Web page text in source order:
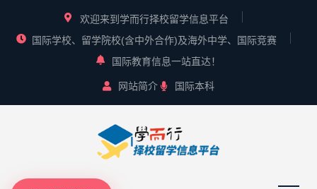
欢迎来到学而行择校留学信息平台
国际学校、留学院校(含中外合作)及海外中学、国际竞赛
国际教育信息一站直达！
网站简介 国际本科